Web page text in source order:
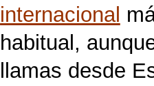
internacional
habitual,
llamas desde